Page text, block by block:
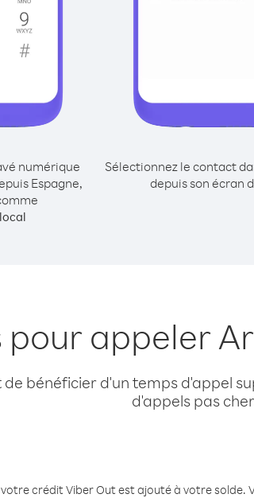
numérique
Espagne,
Sélectionnez le contact
depuis son écran
pour appeler
bénéficier d'un temps d'appel
d'appels pas
crédit Viber Out est ajouté à votre solde.